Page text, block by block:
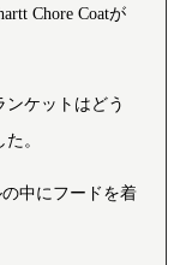
Chore Coatが
ケットはどう
。
中にフードを着